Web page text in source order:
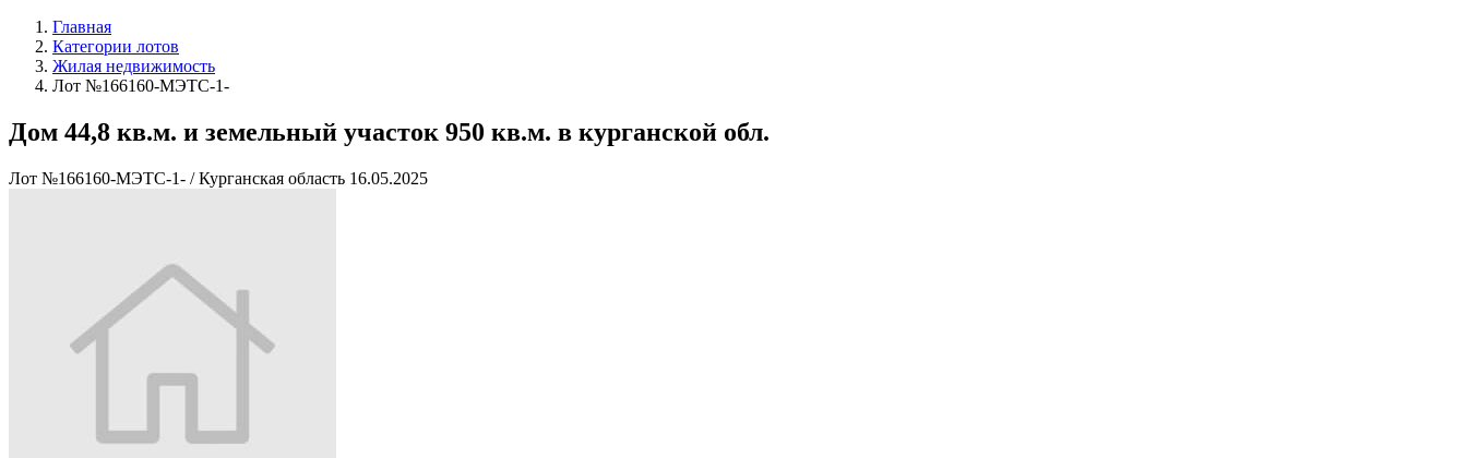
Главная
Категории лотов
Жилая недвижимость
Лот №166160-МЭТС-1-
Дом 44,8 кв.м. и земельный участок 950 кв.м. в курганской обл.
Лот №166160-МЭТС-1- / Курганская область 16.05.2025